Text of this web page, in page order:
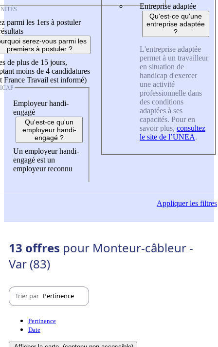
parmi les 1ers à postuler
serez-vous parmi les
premiers à postuler ?
de plus de 15 jours,
moins de 4 candidatures
France Travail est informé)
Employeur handi-
engagé
Qu'est-ce qu'un
employeur handi-
engagé ?
Un employeur handi-
engagé est un
employeur reconnu
Entreprise adaptée
Qu'est-ce qu'une
entreprise adaptée
?
L'entreprise adaptée
permet à un travailleur
en situation de
handicap d'exercer
une activité
professionnelle dans
des conditions
adaptées à ses
capacités. Pour en
savoir plus, consultez
le site de l’UNEA.
Appliquerles filtres
13 offres pour Monteur-câbleur -
Var (83)
Trier par Pertinence
Pertinence
Date